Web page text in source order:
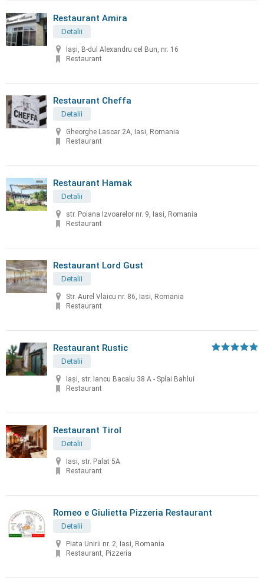
Restaurant Amira
Detalii
Iași, B-dul Alexandru cel Bun, nr. 16
Restaurant
Restaurant Cheffa
Detalii
Gheorghe Lascar 2A, Iasi, Romania
Restaurant
Restaurant Hamak
Detalii
str. Poiana Izvoarelor nr. 9, Iasi, Romania
Restaurant
Restaurant Lord Gust
Detalii
Str. Aurel Vlaicu nr. 86, Iasi, Romania
Restaurant
Restaurant Rustic
Detalii
Iași, str. Iancu Bacalu 38 A - Splai Bahlui
Restaurant
Restaurant Tirol
Detalii
Iasi, str. Palat 5A
Restaurant
Romeo e Giulietta Pizzeria Restaurant
Detalii
Piata Unirii nr. 2, Iasi, Romania
Restaurant, Pizzeria